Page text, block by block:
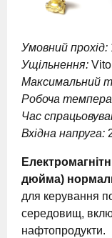
Умовний прохід:
Ущільнення:
Максимальний
Робоча
Час
Вхідна напруга:
дюйма)
для керування
середовищ,
нафтопродукти.